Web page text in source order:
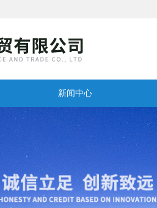
新闻中心